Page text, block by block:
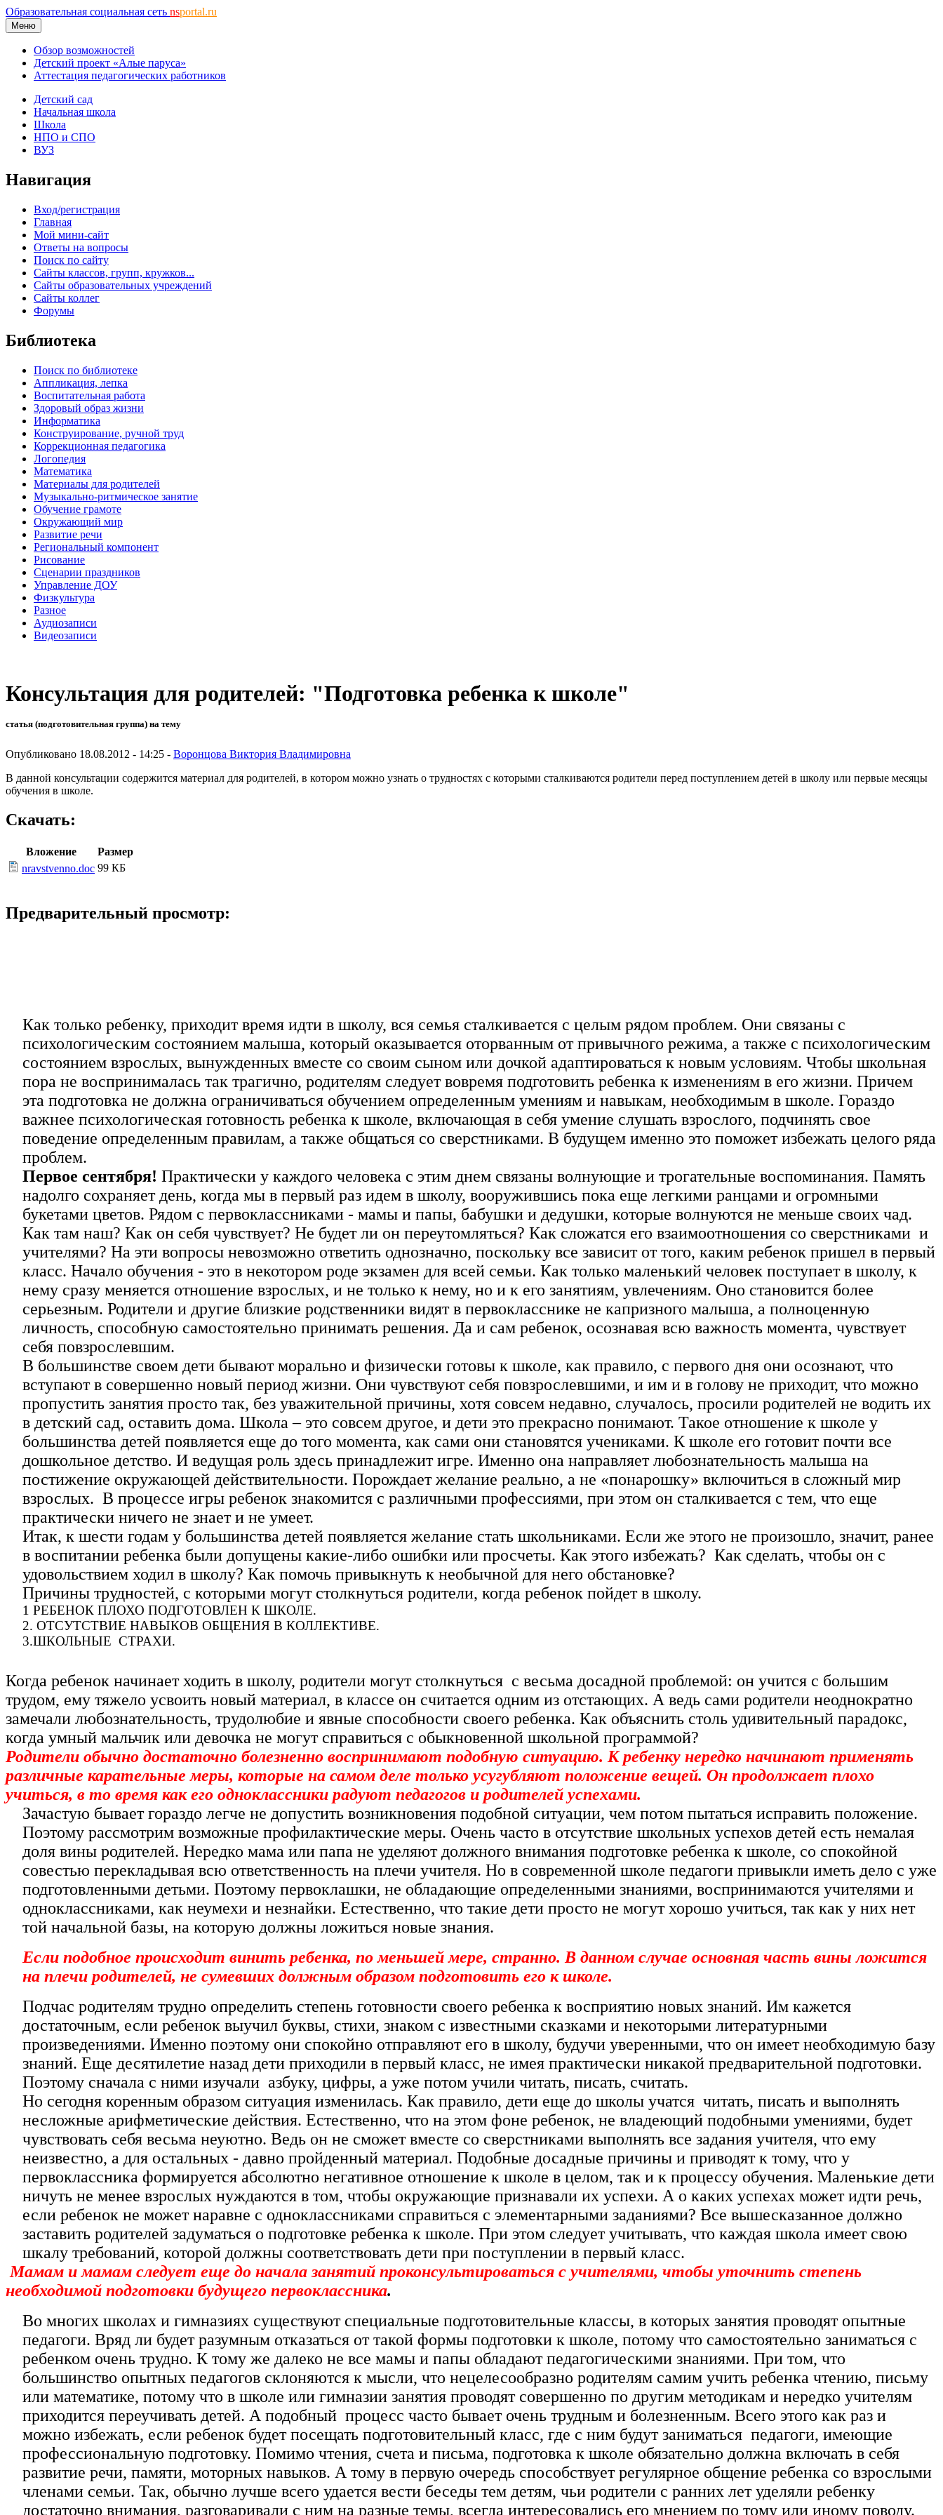
Образовательная социальная сеть nsportal.ru
Меню
Обзор возможностей
Детский проект «Алые паруса»
Аттестация педагогических работников
Детский сад
Начальная школа
Школа
НПО и СПО
ВУЗ
Навигация
Вход/регистрация
Главная
Мой мини-сайт
Ответы на вопросы
Поиск по сайту
Сайты классов, групп, кружков...
Сайты образовательных учреждений
Сайты коллег
Форумы
Библиотека
Поиск по библиотеке
Аппликация, лепка
Воспитательная работа
Здоровый образ жизни
Информатика
Конструирование, ручной труд
Коррекционная педагогика
Логопедия
Математика
Материалы для родителей
Музыкально-ритмическое занятие
Обучение грамоте
Окружающий мир
Развитие речи
Региональный компонент
Рисование
Сценарии праздников
Управление ДОУ
Физкультура
Разное
Аудиозаписи
Видеозаписи
Консультация для родителей: "Подготовка ребенка к школе"
статья (подготовительная группа) на тему
Опубликовано 18.08.2012 - 14:25 - Воронцова Виктория Владимировна
В данной консультации содержится материал для родителей, в котором можно узнать о трудностях с которыми сталкиваются родители перед поступлением детей в школу или первые месяцы
обучения в школе.
Скачать:
Вложение
Размер
nravstvenno.doc 99 КБ
Предварительный просмотр:
Как только ребенку, приходит время идти в школу, вся семья сталкивается с целым рядом проблем. Они связаны с
психологическим состоянием малыша, который оказывается оторванным от привычного режима, а также с психологическим
состоянием взрослых, вынужденных вместе со своим сыном или дочкой адаптироваться к новым условиям. Чтобы школьная
пора не воспринималась так трагично, родителям следует вовремя подготовить ребенка к изменениям в его жизни. Причем
эта подготовка не должна ограничиваться обучением определенным умениям и навыкам, необходимым в школе. Гораздо
важнее психологическая готовность ребенка к школе, включающая в себя умение слушать взрослого, подчинять свое
поведение определенным правилам, а также общаться со сверстниками. В будущем именно это поможет избежать целого ряда
проблем.
Первое сентября! Практически у каждого человека с этим днем связаны волнующие и трогательные воспоминания. Память
надолго сохраняет день, когда мы в первый раз идем в школу, вооружившись пока еще легкими ранцами и огромными
букетами цветов. Рядом с первоклассниками - мамы и папы, бабушки и дедушки, которые волнуются не меньше своих чад.
Как там наш? Как он себя чувствует? Не будет ли он переутомляться? Как сложатся его взаимоотношения со сверстниками и
учителями? На эти вопросы невозможно ответить однозначно, поскольку все зависит от того, каким ребенок пришел в первый
класс. Начало обучения - это в некотором роде экзамен для всей семьи. Как только маленький человек поступает в школу, к
нему сразу меняется отношение взрослых, и не только к нему, но и к его занятиям, увлечениям. Оно становится более
серьезным. Родители и другие близкие родственники видят в первокласснике не капризного малыша, а полноценную
личность, способную самостоятельно принимать решения. Да и сам ребенок, осознавая всю важность момента, чувствует
себя повзрослевшим.
В большинстве своем дети бывают морально и физически готовы к школе, как правило, с первого дня они осознают, что
вступают в совершенно новый период жизни. Они чувствуют себя повзрослевшими, и им и в голову не приходит, что можно
пропустить занятия просто так, без уважительной причины, хотя совсем недавно, случалось, просили родителей не водить их
в детский сад, оставить дома. Школа – это совсем другое, и дети это прекрасно понимают. Такое отношение к школе у
большинства детей появляется еще до того момента, как сами они становятся учениками. К школе его готовит почти все
дошкольное детство. И ведущая роль здесь принадлежит игре. Именно она направляет любознательность малыша на
постижение окружающей действительности. Порождает желание реально, а не «понарошку» включиться в сложный мир
взрослых. В процессе игры ребенок знакомится с различными профессиями, при этом он сталкивается с тем, что еще
практически ничего не знает и не умеет.
Итак, к шести годам у большинства детей появляется желание стать школьниками. Если же этого не произошло, значит, ранее
в воспитании ребенка были допущены какие-либо ошибки или просчеты. Как этого избежать? Как сделать, чтобы он с
удовольствием ходил в школу? Как помочь привыкнуть к необычной для него обстановке?
Причины трудностей, с которыми могут столкнуться родители, когда ребенок пойдет в школу.
1 РЕБЕНОК ПЛОХО ПОДГОТОВЛЕН К ШКОЛЕ.
2. ОТСУТСТВИЕ НАВЫКОВ ОБЩЕНИЯ В КОЛЛЕКТИВЕ.
3.ШКОЛЬНЫЕ СТРАХИ.
Когда ребенок начинает ходить в школу, родители могут столкнуться с весьма досадной проблемой: он учится с большим
трудом, ему тяжело усвоить новый материал, в классе он считается одним из отстающих. А ведь сами родители неоднократно
замечали любознательность, трудолюбие и явные способности своего ребенка. Как объяснить столь удивительный парадокс,
когда умный мальчик или девочка не могут справиться с обыкновенной школьной программой?
Родители обычно достаточно болезненно воспринимают подобную ситуацию. К ребенку нередко начинают применять
различные карательные меры, которые на самом деле только усугубляют положение вещей. Он продолжает плохо
учиться, в то время как его одноклассники радуют педагогов и родителей успехами.
Зачастую бывает гораздо легче не допустить возникновения подобной ситуации, чем потом пытаться исправить положение.
Поэтому рассмотрим возможные профилактические меры. Очень часто в отсутствие школьных успехов детей есть немалая
доля вины родителей. Нередко мама или папа не уделяют должного внимания подготовке ребенка к школе, со спокойной
совестью перекладывая всю ответственность на плечи учителя. Но в современной школе педагоги привыкли иметь дело с уже
подготовленными детьми. Поэтому первоклашки, не обладающие определенными знаниями, воспринимаются учителями и
одноклассниками, как неумехи и незнайки. Естественно, что такие дети просто не могут хорошо учиться, так как у них нет
той начальной базы, на которую должны ложиться новые знания.
Если подобное происходит винить ребенка, по меньшей мере, странно. В данном случае основная часть вины ложится
на плечи родителей, не сумевших должным образом подготовить его к школе.
Подчас родителям трудно определить степень готовности своего ребенка к восприятию новых знаний. Им кажется
достаточным, если ребенок выучил буквы, стихи, знаком с известными сказками и некоторыми литературными
произведениями. Именно поэтому они спокойно отправляют его в школу, будучи уверенными, что он имеет необходимую базу
знаний. Еще десятилетие назад дети приходили в первый класс, не имея практически никакой предварительной подготовки.
Поэтому сначала с ними изучали азбуку, цифры, а уже потом учили читать, писать, считать.
Но сегодня коренным образом ситуация изменилась. Как правило, дети еще до школы учатся читать, писать и выполнять
несложные арифметические действия. Естественно, что на этом фоне ребенок, не владеющий подобными умениями, будет
чувствовать себя весьма неуютно. Ведь он не сможет вместе со сверстниками выполнять все задания учителя, что ему
неизвестно, а для остальных - давно пройденный материал. Подобные досадные причины и приводят к тому, что у
первоклассника формируется абсолютно негативное отношение к школе в целом, так и к процессу обучения. Маленькие дети
ничуть не менее взрослых нуждаются в том, чтобы окружающие признавали их успехи. А о каких успехах может идти речь,
если ребенок не может наравне с одноклассниками справиться с элементарными заданиями? Все вышесказанное должно
заставить родителей задуматься о подготовке ребенка к школе. При этом следует учитывать, что каждая школа имеет свою
шкалу требований, которой должны соответствовать дети при поступлении в первый класс.
Мамам и мамам следует еще до начала занятий проконсультироваться с учителями, чтобы уточнить степень
необходимой подготовки будущего первоклассника.
Во многих школах и гимназиях существуют специальные подготовительные классы, в которых занятия проводят опытные
педагоги. Вряд ли будет разумным отказаться от такой формы подготовки к школе, потому что самостоятельно заниматься с
ребенком очень трудно. К тому же далеко не все мамы и папы обладают педагогическими знаниями. При том, что
большинство опытных педагогов склоняются к мысли, что нецелесообразно родителям самим учить ребенка чтению, письму
или математике, потому что в школе или гимназии занятия проводят совершенно по другим методикам и нередко учителям
приходится переучивать детей. А подобный процесс часто бывает очень трудным и болезненным. Всего этого как раз и
можно избежать, если ребенок будет посещать подготовительный класс, где с ним будут заниматься педагоги, имеющие
профессиональную подготовку. Помимо чтения, счета и письма, подготовка к школе обязательно должна включать в себя
развитие речи, памяти, моторных навыков. А тому в первую очередь способствует регулярное общение ребенка со взрослыми
членами семьи. Так, обычно лучше всего удается вести беседы тем детям, чьи родители с ранних лет уделяли ребенку
достаточно внимания, разговаривали с ним на разные темы, всегда интересовались его мнением по тому или иному поводу.